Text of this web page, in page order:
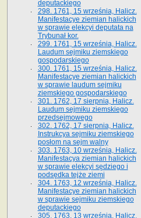
deputackiego
298. 1761, 15 września, Halicz.
Manifestacye ziemian halickich
w sprawie elekcyi deputata na
Trybunał kor.
299. 1761, 15 września, Halicz.
Laudum sejmiku ziemskiego
gospodarskiego
300. 1761, 15 września, Halicz.
Manifestacye ziemian halickich
w sprawie laudum sejmiku
ziemskiego gospodarskiego
301. 1762, 17 sierpnia, Halicz.
Laudum sejmiku ziemskiego
przedsejmowego
302. 1762, 17 sierpnia, Halicz.
Instrukcya sejmiku ziemskiego
posłom na sejm walny
303. 1763, 10 września, Halicz.
Manifestacya ziemian halickich
w sprawie elekcyi sędziego i
podsędka tejże ziemi
304. 1763, 12 września, Halicz.
Manifestacye ziemian halickich
w sprawie sejmiku ziemskiego
deputackiego
305. 1763, 13 września, Halicz.